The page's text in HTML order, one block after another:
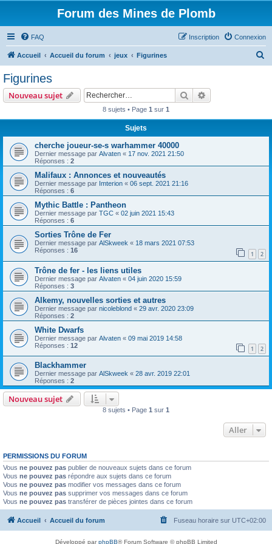
Forum des Mines de Plomb
FAQ Connexion
Inscription
Accueil Accueil du forum jeux Figurines
Figurines
Nouveau sujet Rechercher
8 sujets • Page 1 sur 1
Sujets
cherche joueur-se-s warhammer 40000
Dernier message par Alvaten « 17 nov. 2021 21:50
Réponses : 2
Malifaux : Annonces et nouveautés
Dernier message par Imterion « 06 sept. 2021 21:16
Réponses : 6
Mythic Battle : Pantheon
Dernier message par TGC « 02 juin 2021 15:43
Réponses : 6
Sorties Trône de Fer
Dernier message par AlSkweek « 18 mars 2021 07:53
Réponses : 16 1 2
Trône de fer - les liens utiles
Dernier message par Alvaten « 04 juin 2020 15:59
Réponses : 3
Alkemy, nouvelles sorties et autres
Dernier message par nicoleblond « 29 avr. 2020 23:09
Réponses : 2
White Dwarfs
Dernier message par Alvaten « 09 mai 2019 14:58
Réponses : 12 1 2
Blackhammer
Dernier message par AlSkweek « 28 avr. 2019 22:01
Réponses : 2
Nouveau sujet
8 sujets • Page 1 sur 1
Aller
PERMISSIONS DU FORUM
Vous ne pouvez pas publier de nouveaux sujets dans ce forum
Vous ne pouvez pas répondre aux sujets dans ce forum
Vous ne pouvez pas modifier vos messages dans ce forum
Vous ne pouvez pas supprimer vos messages dans ce forum
Vous ne pouvez pas transférer de pièces jointes dans ce forum
Accueil Accueil du forum Fuseau horaire sur UTC+02:00
Développé parphpBB® Forum Software © phpBB Limited